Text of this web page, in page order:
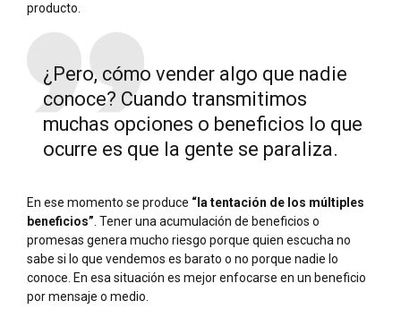
producto.
¿Pero, cómo vender algo que nadie
conoce? Cuando transmitimos
muchas opciones o beneficios lo que
ocurre es que la gente se paraliza.
En ese momento se produce “la tentación de los múltiples
beneficios”. Tener una acumulación de beneficios o
promesas genera mucho riesgo porque quien escucha no
sabe si lo que vendemos es barato o no porque nadie lo
conoce. En esa situación es mejor enfocarse en un beneficio
por mensaje o medio.